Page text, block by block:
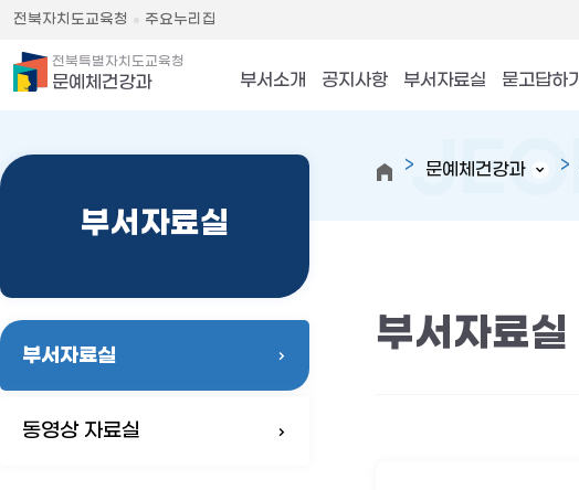
전북자치도교육청 주요누리집
전북특별자치도교육청
문예체건강과 부서소개 공지사항 부서자료실 묻고답하기
부서자료실
부서자료실
동영상 자료실
문예체건강과
부서자료실